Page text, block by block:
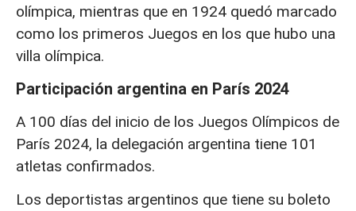
olímpica, mientras que en 1924 quedó marcado
como los primeros Juegos en los que hubo una
villa olímpica.
Participación argentina en París 2024
A 100 días del inicio de los Juegos Olímpicos de
París 2024, la delegación argentina tiene 101
atletas confirmados.
Los deportistas argentinos que tiene su boleto